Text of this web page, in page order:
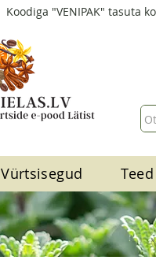
Koodiga "VENIPAK" tasuta
Vürtsisegud Teed